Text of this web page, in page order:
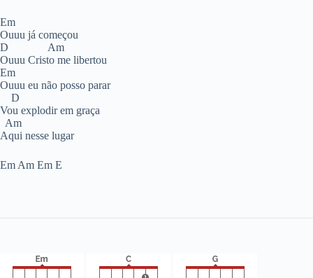
Em
Ouuu já começou
D Am
Ouuu Cristo me libertou
Em
Ouuu eu não posso parar
D
Vou explodir em graça
Am
Aqui nesse lugar
Em Am Em E